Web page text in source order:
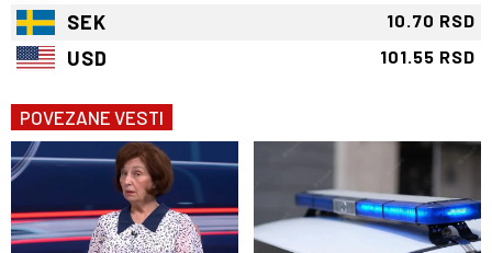
SEK 10.70 RSD
USD 101.55 RSD
POVEZANE VESTI